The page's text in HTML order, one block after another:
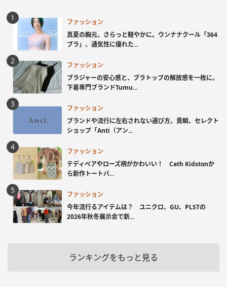
ファッション
真夏の胸元、さらっと軽やかに。ウンナナクール「364
ブラ」、通気性に優れた...
ファッション
ブラジャーの安心感と、ブラトップの解放感を一枚に。
下着専門ブランドTumu...
ファッション
ブランドや流行に左右されない選び方。貴瞬、セレクト
ショップ「Anti（アン...
ファッション
テディベアやローズ柄がかわいい！ Cath Kidstonか
ら新作トートバ...
ファッション
今年流行るアイテムは？ ユニクロ、GU、PLSTの
2026年秋冬展示会で新...
ランキングをもっと見る